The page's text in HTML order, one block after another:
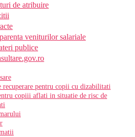
de atribuire
veniturilor salariale
publice
recuperare pentru copii cu dizabilitati
copiii aflati in situatie de risc de